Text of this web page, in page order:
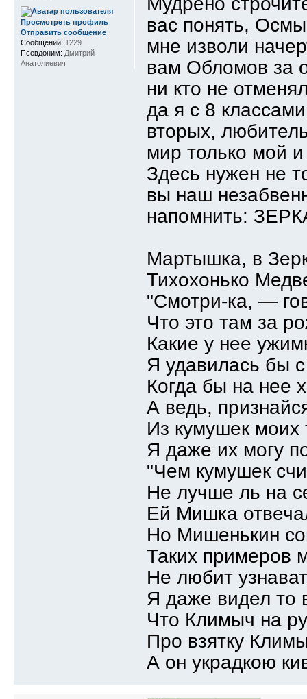
вас понять,
мне изволи
вам Обломов за
ни кто не
да я с 8
вторых,
мир только мой и
Здесь нужен не
вы наш
напомнить:
Мартышка, в
Тихохонько
"Смотри-ка, —
Что это там за
Какие у нее
Я удавилась бы с
Когда бы на нее
А ведь,
Из кумушек моих
Я даже их могу
"Чем кумушек
Не лучше ль на
Ей Мишка
Но Мишенькин
Таких примеров
Не любит
Я даже видел то
Что Климыч на
Про взятку
А он украдкою
Просмотреть профиль
Отправить сообщение
Сообщений: 1229
Псевдоним: Дмитрий
Анатолиевич